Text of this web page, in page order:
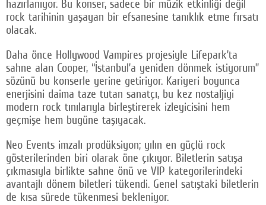
hazırlanıyor. Bu konser, sadece bir müzik etkinliği değil
rock tarihinin yaşayan bir efsanesine tanıklık etme fırsatı
olacak.
Daha önce Hollywood Vampires projesiyle Lifepark’ta
sahne alan Cooper, “İstanbul’a yeniden dönmek istiyorum”
sözünü bu konserle yerine getiriyor. Kariyeri boyunca
enerjisini daima taze tutan sanatçı, bu kez nostaljiyi
modern rock tınılarıyla birleştirerek izleyicisini hem
geçmişe hem bugüne taşıyacak.
Neo Events imzalı prodüksiyon; yılın en güçlü rock
gösterilerinden biri olarak öne çıkıyor. Biletlerin satışa
çıkmasıyla birlikte sahne önü ve VIP kategorilerindeki
avantajlı dönem biletleri tükendi. Genel satıştaki biletlerin
de kısa sürede tükenmesi bekleniyor.